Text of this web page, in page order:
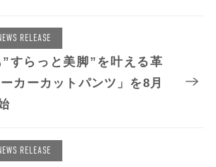
RELEASE
すらっと美脚”を叶える革
カーカットパンツ」を8月
RELEASE